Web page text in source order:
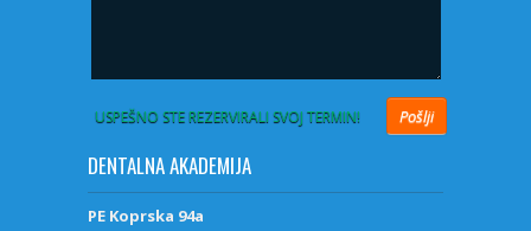
USPEŠNO STE REZERVIRALI SVOJ TERMIN!
DENTALNA AKADEMIJA
PE Koprska 94a